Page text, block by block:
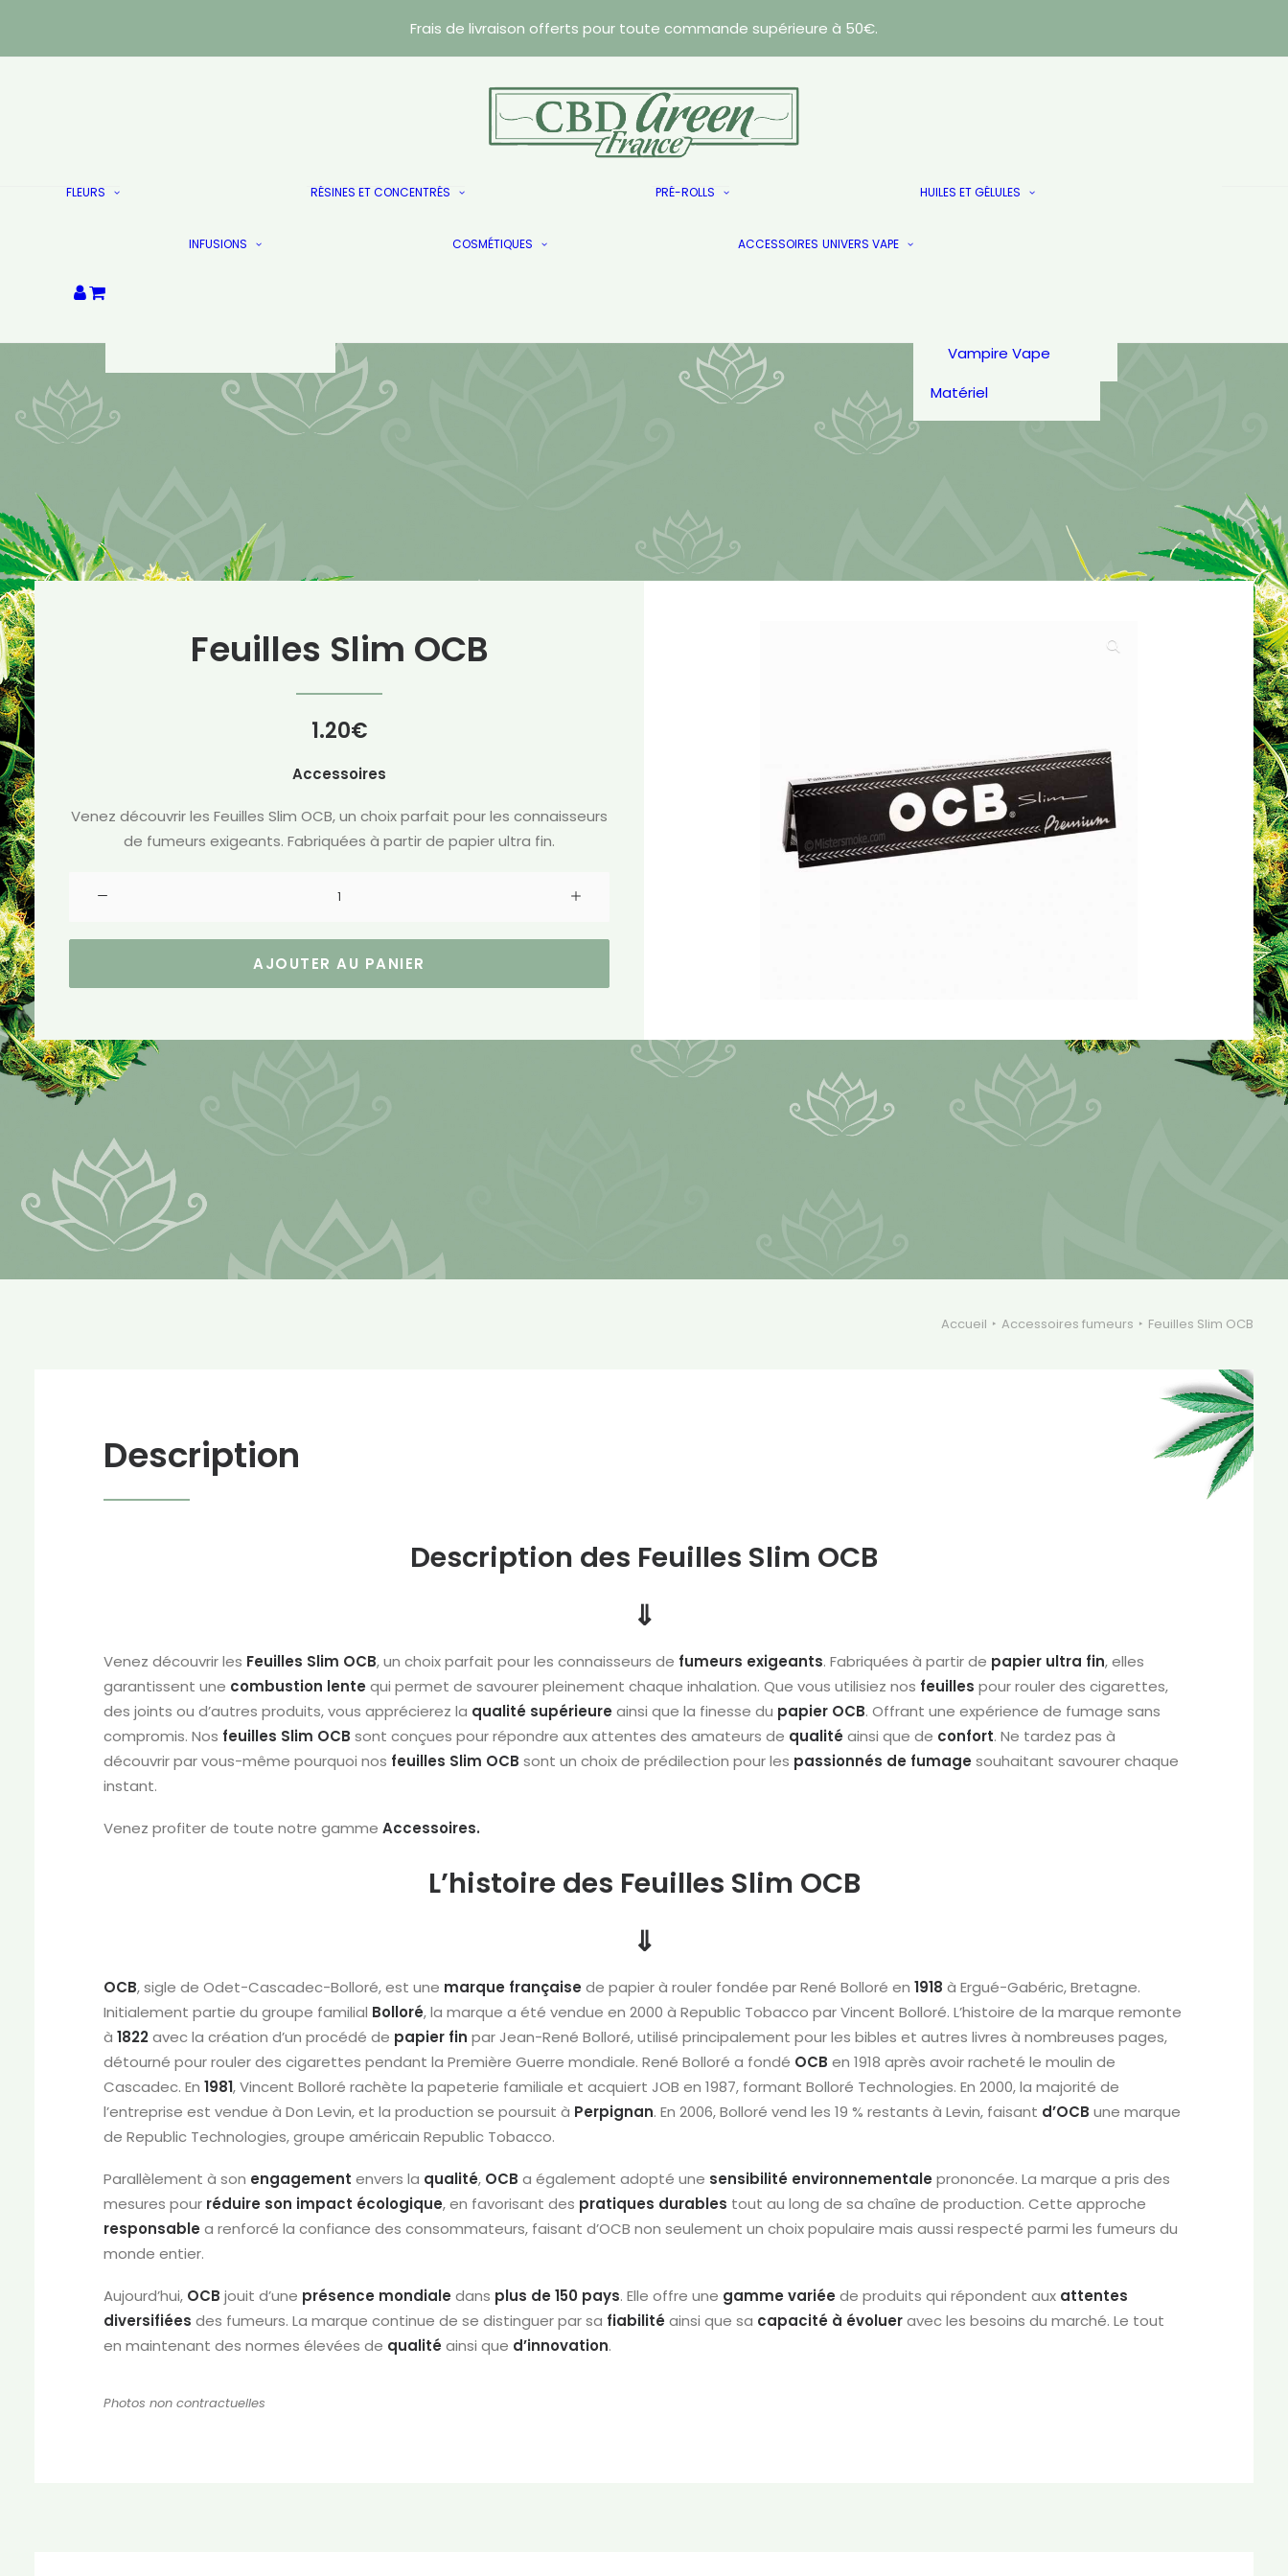
Frais de livraison offerts pour toute commande supérieure à 50€.
FLEURS
Les Doublés
RÉSINES ET CONCENTRÉS
Les Doublés
PRÉ-ROLLS HUILES ET GÉLULES
INFUSIONS COSMÉTIQUES ACCESSOIRES UNIVERS VAPE
Arômes & Liquides
Vampire Vape
Matériel
Feuilles Slim OCB
1.20€
Accessoires
Venez découvrir les Feuilles Slim OCB, un choix parfait pour les connaisseurs
de fumeurs exigeants. Fabriquées à partir de papier ultra fin.
de
OCB
AJOUTER AU PANIER
Accueil Accessoires fumeurs Feuilles Slim OCB
Description
Description des Feuilles Slim OCB
⇓
Venez découvrir les Feuilles Slim OCB, un choix parfait pour les connaisseurs de fumeurs exigeants. Fabriquées à partir de papier ultra fin, elles
garantissent une combustion lente qui permet de savourer pleinement chaque inhalation. Que vous utilisiez nos feuilles pour rouler des cigarettes,
des joints ou d’autres produits, vous apprécierez la qualité supérieure ainsi que la finesse du papier OCB. Offrant une expérience de fumage sans
compromis. Nos feuilles Slim OCB sont conçues pour répondre aux attentes des amateurs de qualité ainsi que de confort. Ne tardez pas à
découvrir par vous-même pourquoi nos feuilles Slim OCB sont un choix de prédilection pour les passionnés de fumage souhaitant savourer chaque
instant.
Venez profiter de toute notre gamme Accessoires.
L’histoire des Feuilles Slim OCB
⇓
OCB, sigle de Odet-Cascadec-Bolloré, est une marque française de papier à rouler fondée par René Bolloré en 1918 à Ergué-Gabéric, Bretagne.
Initialement partie du groupe familial Bolloré, la marque a été vendue en 2000 à Republic Tobacco par Vincent Bolloré. L’histoire de la marque remonte
à 1822avec la création d’un procédé de papier fin par Jean-René Bolloré, utilisé principalement pour les bibles et autres livres à nombreuses pages,
détourné pour rouler des cigarettes pendant la Première Guerre mondiale. René Bolloré a fondé OCB en 1918 après avoir racheté le moulin de
Cascadec. En 1981, Vincent Bolloré rachète la papeterie familiale et acquiert JOB en 1987, formant Bolloré Technologies. En 2000, la majorité de
l’entreprise est vendue à Don Levin, et la production se poursuit à Perpignan. En 2006, Bolloré vend les 19 % restants à Levin, faisant d’OCB une marque
de Republic Technologies, groupe américain Republic Tobacco.
Parallèlement à son engagement envers la qualité, OCB a également adopté une sensibilité environnementale prononcée. La marque a pris des
mesures pour réduire son impact écologique, en favorisant des pratiques durables tout au long de sa chaîne de production. Cette approche
responsable a renforcé la confiance des consommateurs, faisant d’OCB non seulement un choix populaire mais aussi respecté parmi les fumeurs du
monde entier.
Aujourd’hui, OCB jouit d’une présence mondiale dans plus de 150 pays. Elle offre une gamme variée de produits qui répondent aux attentes
diversifiées des fumeurs. La marque continue de se distinguer par sa fiabilité ainsi que sa capacité à évolueravec les besoins du marché. Le tout
en maintenant des normes élevées de qualité ainsi que d’innovation.
Photos non contractuelles